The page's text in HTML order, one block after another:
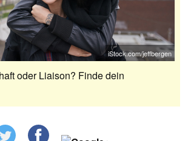
iStock.com/jeffbergen
oder Liaison? Finde dein